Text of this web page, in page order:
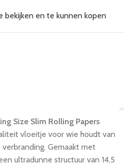
bekijken en te kunnen kopen
Size Slim Rolling Papers
vloeitje voor wie houdt van
Gemaakt met
ultradunne structuur van 14,5